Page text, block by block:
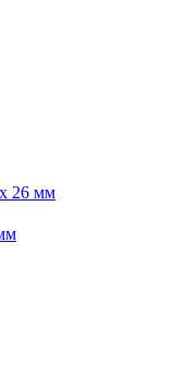
26 мм